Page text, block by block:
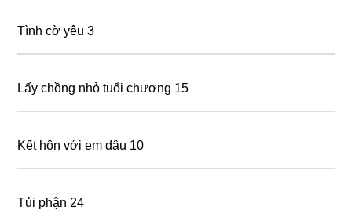
Tình cờ yêu 3
Lấy chồng nhỏ tuổi chương 15
Kết hôn với em dâu 10
Tủi phận 24